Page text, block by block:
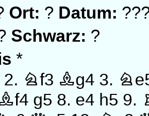
Ort: ? Datum:
Schwarz: ?
*
2. Nf3 Bg4 3.
g5 8. e4 h5 9.